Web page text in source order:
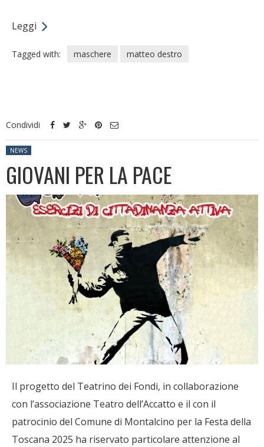
Leggi
Tagged with: maschere matteo destro
Condividi
Posted in:
NEWS
GIOVANI PER LA PACE
Il progetto del Teatrino dei Fondi, in collaborazione
con l’associazione Teatro dell’Accatto e il con il
patrocinio del Comune di Montalcino per la Festa della
Toscana 2025 ha riservato particolare attenzione al